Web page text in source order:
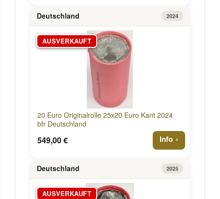
Deutschland 2024
AUSVERKAUFT
20 Euro Originalrolle 25x20 Euro Kant 2024
bfr Deutschland
549,00 € Info
Deutschland 2025
AUSVERKAUFT